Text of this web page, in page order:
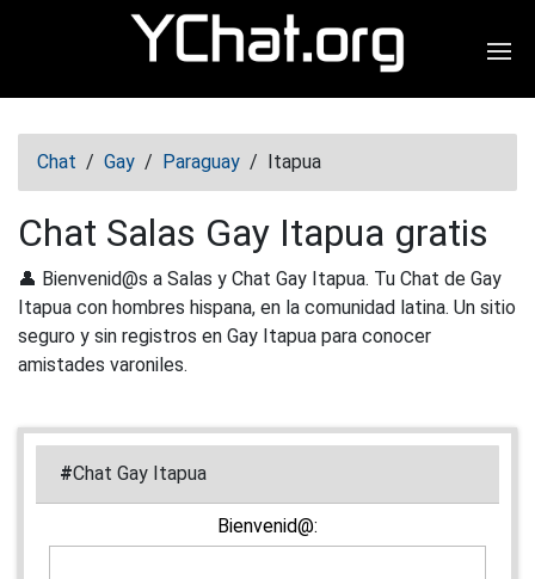
Chat / Gay / Paraguay / Itapua
Chat Salas Gay Itapua gratis
👤 Bienvenid@s a Salas y Chat Gay Itapua. Tu Chat de Gay
Itapua con hombres hispana, en la comunidad latina. Un sitio
seguro y sin registros en Gay Itapua para conocer
amistades varoniles.
#Chat Gay Itapua
Bienvenid@: